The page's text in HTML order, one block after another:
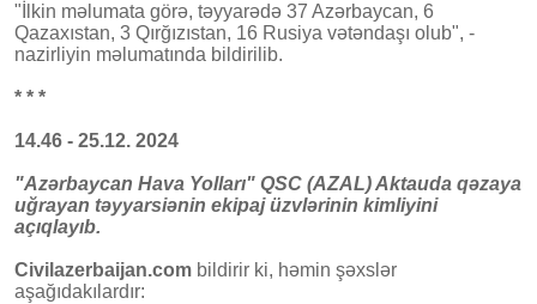
"İlkin məlumata görə, təyyarədə 37 Azərbaycan, 6
Qazaxıstan, 3 Qırğızıstan, 16 Rusiya vətəndaşı olub", -
nazirliyin məlumatında bildirilib.
* * *
14.46 - 25.12. 2024
"Azərbaycan Hava Yolları" QSC (AZAL) Aktauda qəzaya
uğrayan təyyarsiənin ekipaj üzvlərinin kimliyini
açıqlayıb.
Civilazerbaijan.com bildirir ki, həmin şəxslər
aşağıdakılardır: